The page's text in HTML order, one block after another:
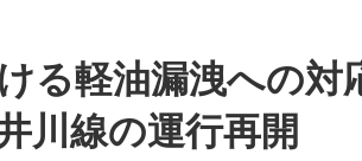
（新しいウィンドウを開きます）
る軽油漏洩への対
川線の運行再開